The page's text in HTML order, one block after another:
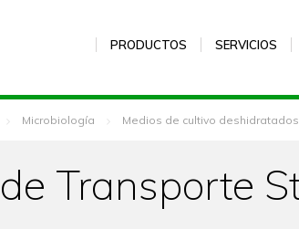
PRODUCTOS SERVICIOS
Microbiología Medios de cultivo deshidratados
Transporte